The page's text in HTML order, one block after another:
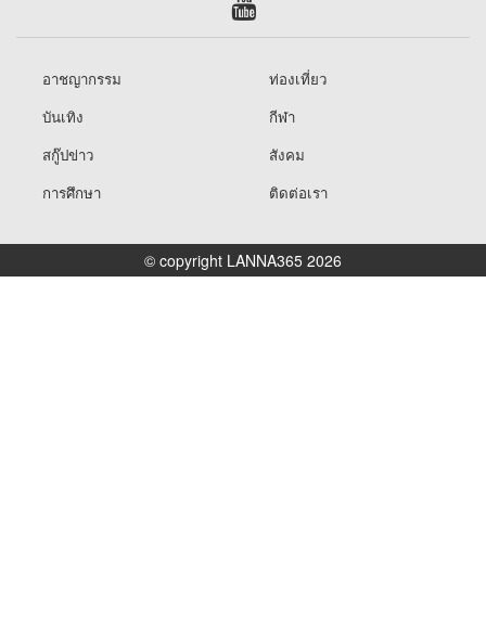
อาชญากรรม
ท่องเที่ยว
บันเทิง
กีฬา
สกู๊ปข่าว
สังคม
การศึกษา
ติดต่อเรา
© copyright LANNA365 2026